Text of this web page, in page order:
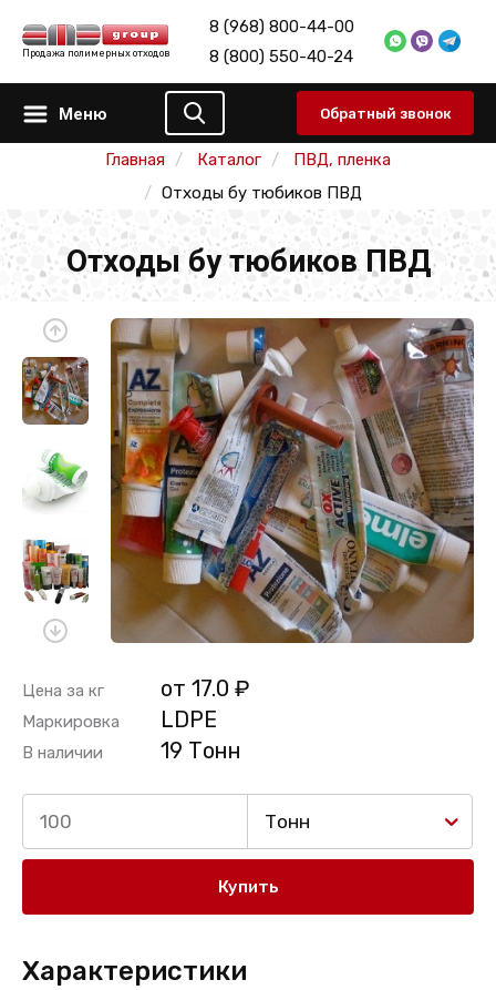
Продажа полимерных отходов
8 (968) 800-44-00
8 (800) 550-40-24
Меню Обратный звонок
Главная Каталог
ПВД, пленка
Отходы бу тюбиков ПВД
Отходы бу тюбиков ПВД
Цена за кг от 17.0 ₽
Маркировка LDPE
В наличии 19 Тонн
Тонн
Купить
Характеристики